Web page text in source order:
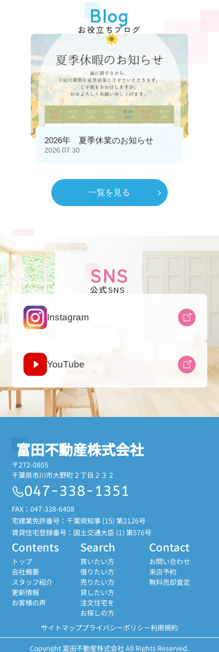
Blog
お役立ちブログ
2026年 夏季休業のお知らせ
2026.07.30
一覧を見る
SNS
公式SNS
Instagram
YouTube
富田不動産株式会社
〒272-0805
千葉県市川市大野町２丁目２３２
047-338-1351
FAX：047-338-6408
宅建業免許番号：千葉県知事 (15) 第2126号
賃貸住宅登録番号：国土交通大臣 (1) 第576号
Contents
トップ
会社概要
スタッフ紹介
更新情報
お客様の声
Search
買いたい方
借りたい方
売りたい方
貸したい方
注文住宅を
お探しの方
Contact
お問い合わせ
来店予約
無料売却査定
サイトマッププライバシーポリシー利用規約
Copyright 富田不動産株式会社 All Rights Reserved.